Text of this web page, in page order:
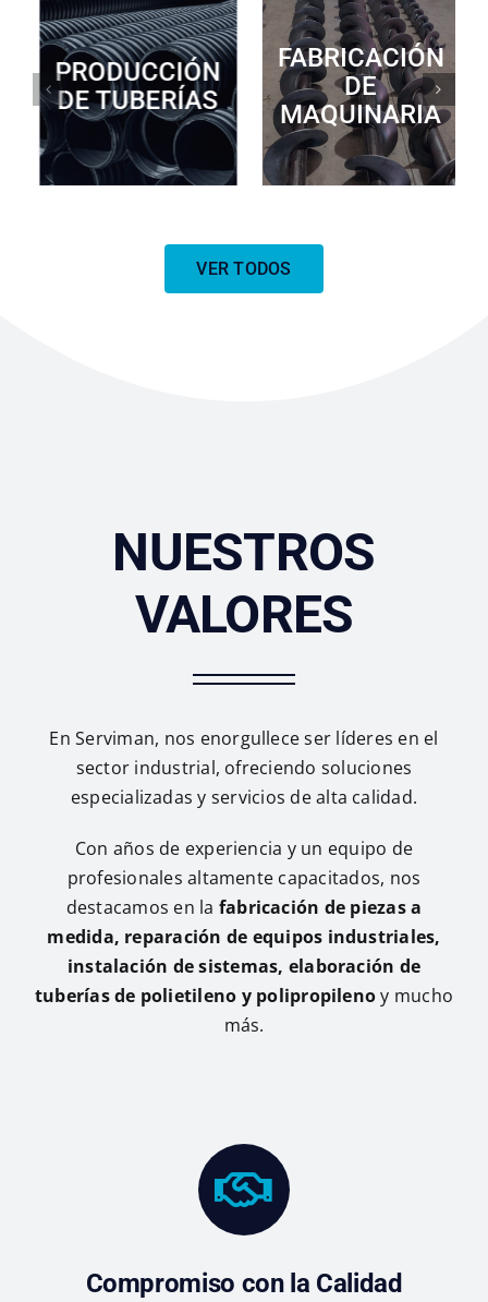
MANTENIMIENTO
INDUSTRIAL
PRODUCCIÓN
DE TUBERÍAS
VER TODOS
NUESTROS
VALORES
En Serviman, nos enorgullece ser líderes en el
sector industrial, ofreciendo soluciones
especializadas y servicios de alta calidad.
Con años de experiencia y un equipo de
profesionales altamente capacitados, nos
destacamos en la fabricación de piezas a
medida, reparación de equipos industriales,
instalación de sistemas, elaboración de
tuberías de polietileno y polipropilenoy mucho
más.
Compromiso con la Calidad